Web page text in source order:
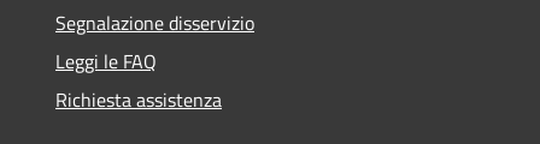
Segnalazione disservizio
Leggi le FAQ
Richiesta assistenza